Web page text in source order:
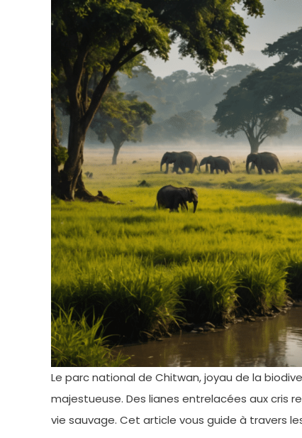
Le parc national de Chitwan, joyau de la
majestueuse. Des lianes entrelacées aux cris
vie sauvage. Cet article vous guide à travers